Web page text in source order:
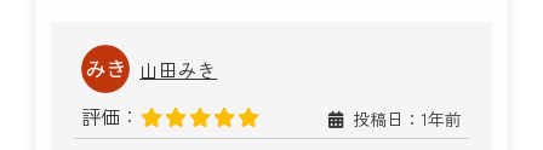
山田みき
評価：
投稿日：1年前